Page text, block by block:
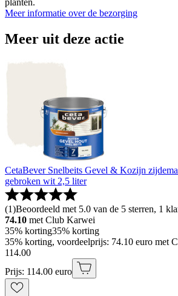
planten.
Meer informatie over de bezorging
Meer uit deze actie
CetaBever Snelbeits Gevel & Kozijn
gebroken wit 2,5 liter
(1)Beoordeeld met 5.0 van de 5 sterren, 1
74.10 met Club Karwei
35% korting35% korting
35% korting, voordeelprijs: 74.10 euro met
114.00
Prijs: 114.00 euro